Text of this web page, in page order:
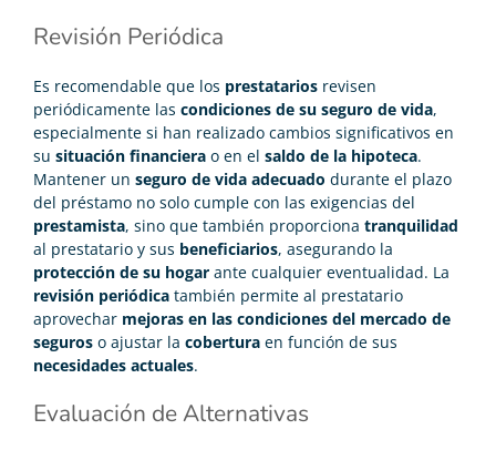
Revisión Periódica
Es recomendable que los prestatarios revisen
periódicamente las condiciones de su seguro de vida,
especialmente si han realizado cambios significativos en
su situación financiera o en el saldo de la hipoteca.
Mantener un seguro de vida adecuado durante el plazo
del préstamo no solo cumple con las exigencias del
prestamista, sino que también proporciona tranquilidad
al prestatario y sus beneficiarios, asegurando la
protección de su hogar ante cualquier eventualidad. La
revisión periódica también permite al prestatario
aprovechar mejoras en las condiciones del mercado de
seguros o ajustar la cobertura en función de sus
necesidades actuales.
Evaluación de Alternativas